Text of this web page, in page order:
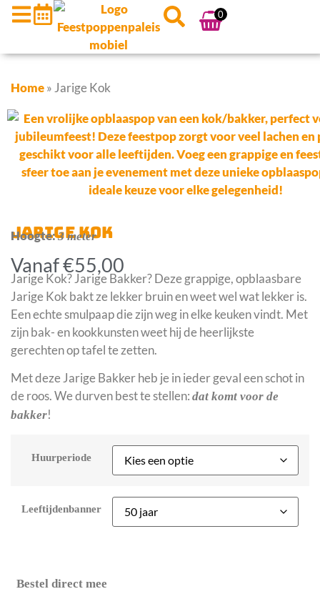
0
Home» Jarige Kok
JARIGE KOK
Hoogte:3 meter
Vanaf€55,00
Jarige Kok? Jarige Bakker? Deze grappige, opblaasbare
Jarige Kok bakt ze lekker bruin en weet wel wat lekker is.
Een echte smulpaap die zijn weg in elke keuken vindt. Met
zijn bak- en kookkunsten weet hij de heerlijkste
gerechten op tafel te zetten.
Met deze Jarige Bakker heb je in ieder geval een schot in
de roos. We durven best te stellen: dat komt voor de
bakker!
Huurperiode
Leeftijdenbanner
Bestel direct mee